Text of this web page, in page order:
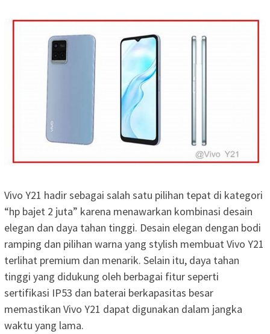
Vivo Y21 hadir sebagai salah satu pilihan tepat di kategori
“hp bajet 2 juta” karena menawarkan kombinasi desain
elegan dan daya tahan tinggi. Desain elegan dengan bodi
ramping dan pilihan warna yang stylish membuat Vivo Y21
terlihat premium dan menarik. Selain itu, daya tahan
tinggi yang didukung oleh berbagai fitur seperti
sertifikasi IP53 dan baterai berkapasitas besar
memastikan Vivo Y21 dapat digunakan dalam jangka
waktu yang lama.